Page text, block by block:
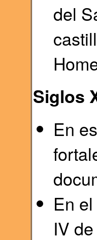
del
Siglos
En
En
IV